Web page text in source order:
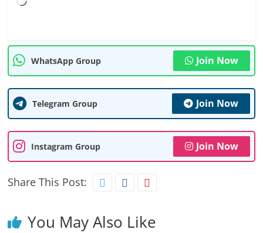
WhatsApp Group Join Now
Telegram Group Join Now
Instagram Group Join Now
Share This Post:
You May Also Like